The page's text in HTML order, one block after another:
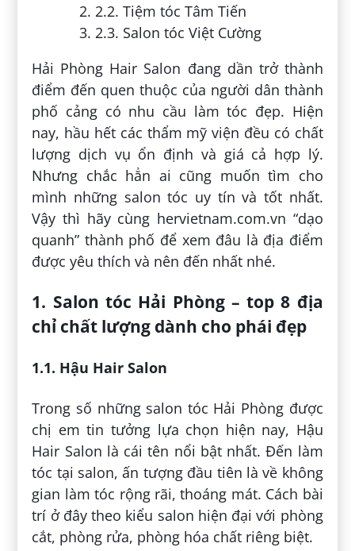
2.2. Tiệm tóc Tâm Tiến
2.3. Salon tóc Việt Cường
Hải Phòng Hair Salon đang dần trở thành
điểm đến quen thuộc của người dân thành
phố cảng có nhu cầu làm tóc đẹp. Hiện
nay, hầu hết các thẩm mỹ viện đều có chất
lượng dịch vụ ổn định và giá cả hợp lý.
Nhưng chắc hẳn ai cũng muốn tìm cho
mình những salon tóc uy tín và tốt nhất.
Vậy thì hãy cùng hervietnam.com.vn “dạo
quanh” thành phố để xem đâu là địa điểm
được yêu thích và nên đến nhất nhé.
1. Salon tóc Hải Phòng – top 8 địa
chỉ chất lượng dành cho phái đẹp
1.1. Hậu Hair Salon
Trong số những salon tóc Hải Phòng được
chị em tin tưởng lựa chọn hiện nay, Hậu
Hair Salon là cái tên nổi bật nhất. Đến làm
tóc tại salon, ấn tượng đầu tiên là về không
gian làm tóc rộng rãi, thoáng mát. Cách bài
trí ở đây theo kiểu salon hiện đại với phòng
cắt, phòng rửa, phòng hóa chất riêng biệt.